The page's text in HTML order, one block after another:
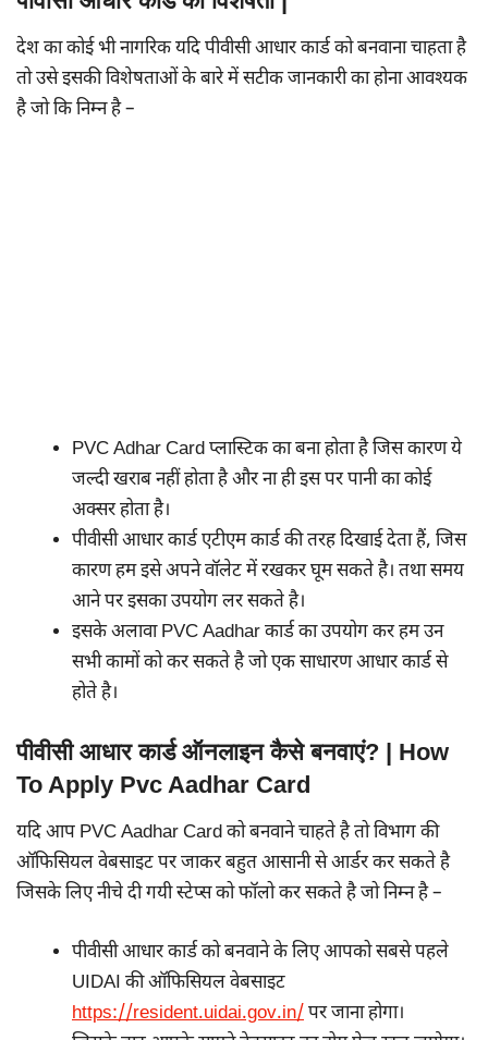
देश का कोई भी नागरिक यदि पीवीसी आधार कार्ड को बनवाना चाहता है
तो उसे इसकी विशेषताओं के बारे में सटीक जानकारी का होना आवश्यक
है जो कि निम्न है –
PVC Adhar Card प्लास्टिक का बना होता है जिस कारण ये
जल्दी खराब नहीं होता है और ना ही इस पर पानी का कोई
अक्सर होता है।
पीवीसी आधार कार्ड एटीएम कार्ड की तरह दिखाई देता हैं, जिस
कारण हम इसे अपने वॉलेट में रखकर घूम सकते है। तथा समय
आने पर इसका उपयोग लर सकते है।
इसके अलावा PVC Aadhar कार्ड का उपयोग कर हम उन
सभी कामों को कर सकते है जो एक साधारण आधार कार्ड से
होते है।
पीवीसी आधार कार्ड ऑनलाइन कैसे बनवाएं? | How
To Apply Pvc Aadhar Card
यदि आप PVC Aadhar Card को बनवाने चाहते है तो विभाग की
ऑफिसियल वेबसाइट पर जाकर बहुत आसानी से आर्डर कर सकते है
जिसके लिए नीचे दी गयी स्टेप्स को फॉलो कर सकते है जो निम्न है –
पीवीसी आधार कार्ड को बनवाने के लिए आपको सबसे पहले
UIDAI की ऑफिसियल वेबसाइट
https://resident.uidai.gov.in/पर जाना होगा।